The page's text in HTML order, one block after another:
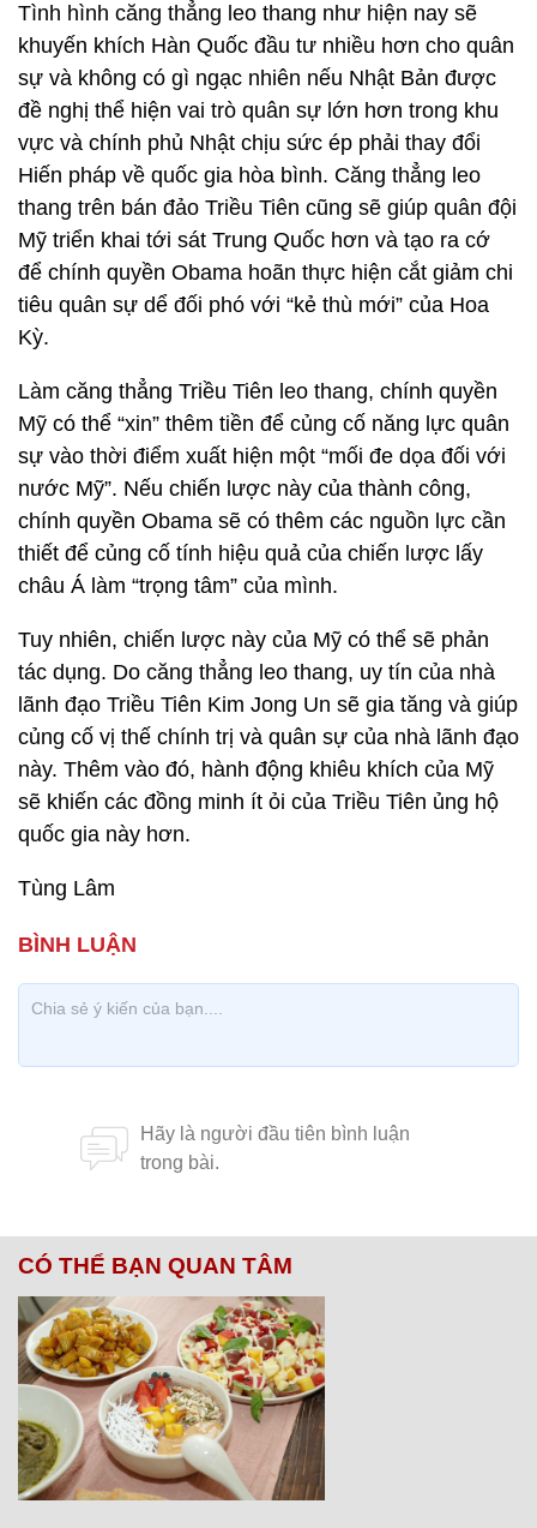
Tình hình căng thẳng leo thang như hiện nay sẽ
khuyến khích Hàn Quốc đầu tư nhiều hơn cho quân
sự và không có gì ngạc nhiên nếu Nhật Bản được
đề nghị thể hiện vai trò quân sự lớn hơn trong khu
vực và chính phủ Nhật chịu sức ép phải thay đổi
Hiến pháp về quốc gia hòa bình. Căng thẳng leo
thang trên bán đảo Triều Tiên cũng sẽ giúp quân đội
Mỹ triển khai tới sát Trung Quốc hơn và tạo ra cớ
để chính quyền Obama hoãn thực hiện cắt giảm chi
tiêu quân sự dể đối phó với “kẻ thù mới” của Hoa
Kỳ.
Làm căng thẳng Triều Tiên leo thang, chính quyền
Mỹ có thể “xin” thêm tiền để củng cố năng lực quân
sự vào thời điểm xuất hiện một “mối đe dọa đối với
nước Mỹ”. Nếu chiến lược này của thành công,
chính quyền Obama sẽ có thêm các nguồn lực cần
thiết để củng cố tính hiệu quả của chiến lược lấy
châu Á làm “trọng tâm” của mình.
Tuy nhiên, chiến lược này của Mỹ có thể sẽ phản
tác dụng. Do căng thẳng leo thang, uy tín của nhà
lãnh đạo Triều Tiên Kim Jong Un sẽ gia tăng và giúp
củng cố vị thế chính trị và quân sự của nhà lãnh đạo
này. Thêm vào đó, hành động khiêu khích của Mỹ
sẽ khiến các đồng minh ít ỏi của Triều Tiên ủng hộ
quốc gia này hơn.
Tùng Lâm
CÓ THỂ BẠN QUAN TÂM